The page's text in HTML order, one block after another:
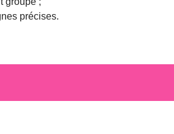
précises.